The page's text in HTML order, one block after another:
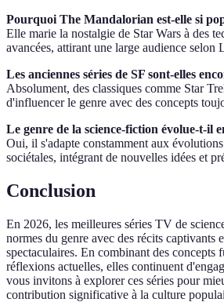
Pourquoi The Mandalorian est-elle si
Elle marie la nostalgie de Star Wars à des
avancées, attirant une large audience selon
Les anciennes séries de SF sont-elles
Absolument, des classiques comme Star
d'influencer le genre avec des concepts
Le genre de la science-fiction évolue-t-il
Oui, il s'adapte constamment aux
sociétales, intégrant de nouvelles idées et
Conclusion
En 2026, les meilleures séries TV de
normes du genre avec des récits captivants
spectaculaires. En combinant des concepts
réflexions actuelles, elles continuent
vous invitons à explorer ces séries pour
contribution significative à la culture